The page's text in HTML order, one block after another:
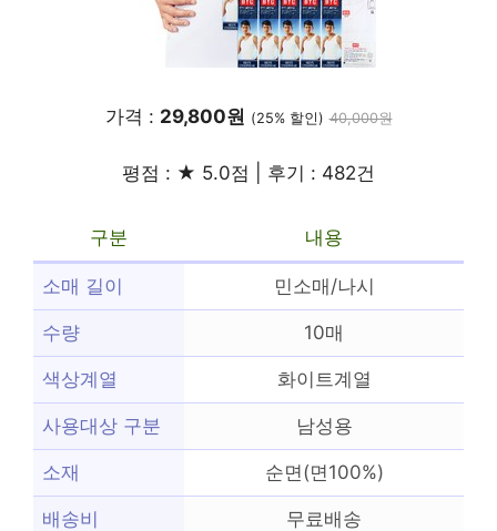
가격 : 29,800원 (25% 할인) 40,000원
평점 : ★ 5.0점 | 후기 : 482건
구분 내용
소매 길이 민소매/나시
수량 10매
색상계열 화이트계열
사용대상 구분 남성용
소재 순면(면100%)
배송비 무료배송